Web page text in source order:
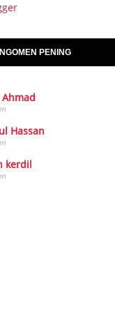
PENING
Hassan
kerdil